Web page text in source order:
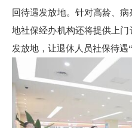
回待遇发放地。针对高龄、
地社保经办机构还将提供上
发放地，让退休人员社保待遇